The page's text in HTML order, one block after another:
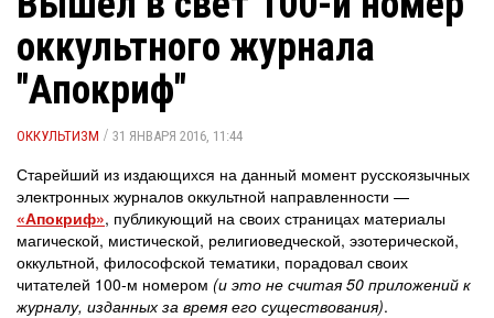
оккультного журнала
"Апокриф"
ОККУЛЬТИЗМ / 31 ЯНВАРЯ 2016, 11:44
Старейший из издающихся на данный момент русскоязычных
электронных журналов оккультной направленности —
«Апокриф», публикующий на своих страницах материалы
магической, мистической, религиоведческой, эзотерической,
оккультной, философской тематики, порадовал своих
читателей 100-м номером (и это не считая 50 приложений к
журналу, изданных за время его существования).